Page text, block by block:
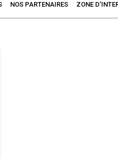
NOS PARTENAIRES ZONE